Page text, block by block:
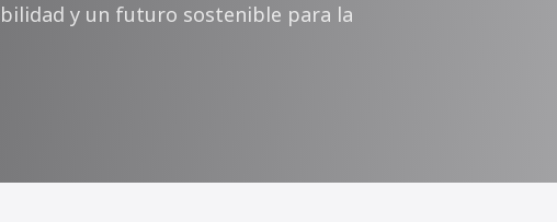
y un futuro sostenible para la